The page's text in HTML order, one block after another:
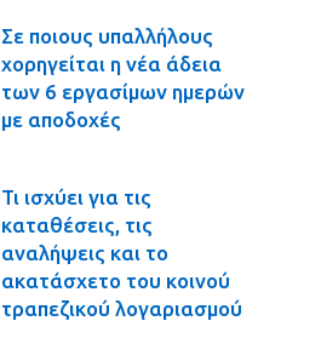
Σε ποιους υπαλλήλους
χορηγείται η νέα άδεια
των 6 εργασίμων ημερών
με αποδοχές
Τι ισχύει για τις
καταθέσεις, τις
αναλήψεις και το
ακατάσχετο του κοινού
τραπεζικού λογαριασμού